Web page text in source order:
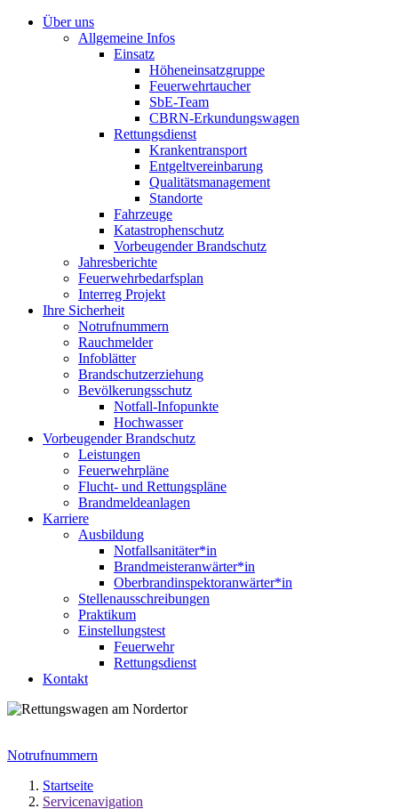
Über uns
Allgemeine Infos
Einsatz
Höheneinsatzgruppe
Feuerwehrtaucher
SbE-Team
CBRN-Erkundungswagen
Rettungsdienst
Krankentransport
Entgeltvereinbarung
Qualitätsmanagement
Standorte
Fahrzeuge
Katastrophenschutz
Vorbeugender Brandschutz
Jahresberichte
Feuerwehrbedarfsplan
Interreg Projekt
Ihre Sicherheit
Notrufnummern
Rauchmelder
Infoblätter
Brandschutzerziehung
Bevölkerungsschutz
Notfall-Infopunkte
Hochwasser
Vorbeugender Brandschutz
Leistungen
Feuerwehrpläne
Flucht- und Rettungspläne
Brandmeldeanlagen
Karriere
Ausbildung
Notfallsanitäter*in
Brandmeisteranwärter*in
Oberbrandinspektoranwärter*in
Stellenausschreibungen
Praktikum
Einstellungstest
Feuerwehr
Rettungsdienst
Kontakt
Notrufnummern
Startseite
Servicenavigation